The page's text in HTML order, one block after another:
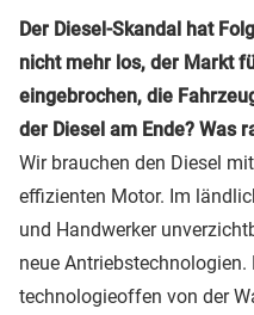
Der Diesel-Skandal hat
nicht mehr los, der Markt
eingebrochen, die
der Diesel am Ende? Was
Wir brauchen den Diesel
effizienten Motor. Im
und Handwerker
neue
technologieoffen von der